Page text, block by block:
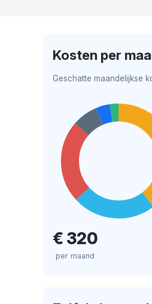
Kosten per
Geschatte maandelijkse
€ 320
per maand